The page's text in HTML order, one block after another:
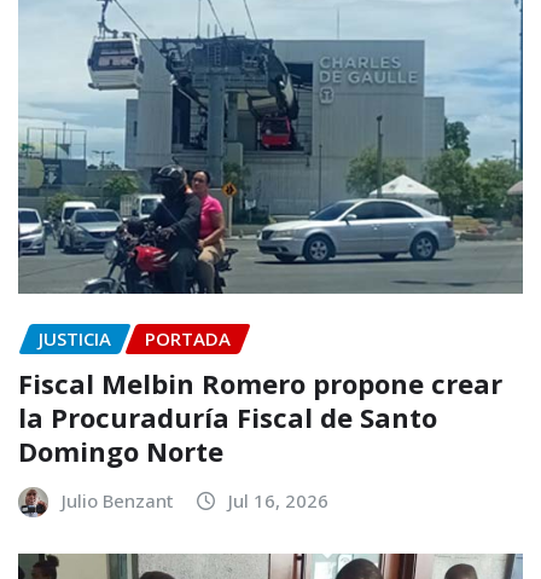
JUSTICIA PORTADA
Fiscal Melbin Romero propone crear
la Procuraduría Fiscal de Santo
Domingo Norte
Julio Benzant Jul 16, 2026